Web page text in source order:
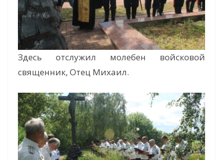
Здесь отслужил молебен войсковой
священник, Отец Михаил.